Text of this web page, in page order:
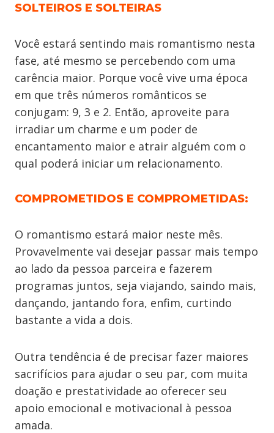
SOLTEIROS E SOLTEIRAS
Você estará sentindo mais romantismo nesta
fase, até mesmo se percebendo com uma
carência maior. Porque você vive uma época
em que três números românticos se
conjugam: 9, 3 e 2. Então, aproveite para
irradiar um charme e um poder de
encantamento maior e atrair alguém com o
qual poderá iniciar um relacionamento.
COMPROMETIDOS E COMPROMETIDAS:
O romantismo estará maior neste mês.
Provavelmente vai desejar passar mais tempo
ao lado da pessoa parceira e fazerem
programas juntos, seja viajando, saindo mais,
dançando, jantando fora, enfim, curtindo
bastante a vida a dois.
Outra tendência é de precisar fazer maiores
sacrifícios para ajudar o seu par, com muita
doação e prestatividade ao oferecer seu
apoio emocional e motivacional à pessoa
amada.